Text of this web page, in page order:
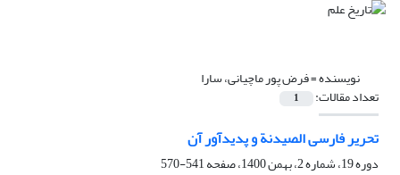
نویسنده =فرض پور ماچیانی، سارا
تعداد مقالات: 1
تحریر فارسی الصیدنة و پدیدآور آن
دوره 19، شماره 2، بهمن 1400، صفحه
541-570